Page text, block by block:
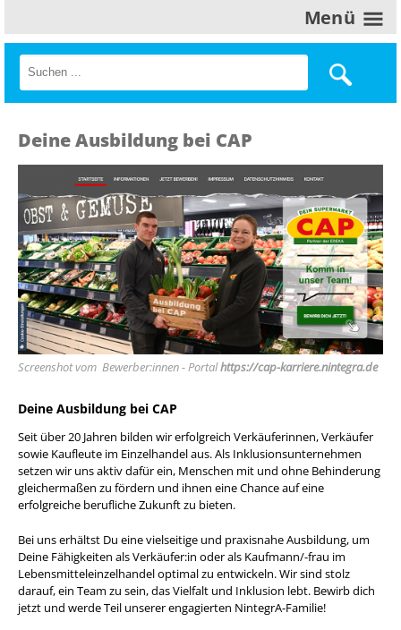
Menü
Deine Ausbildung bei CAP
Screenshot vom Bewerber:innen - Portalhttps://cap-karriere.nintegra.de
Deine Ausbildung bei CAP
Seit über 20 Jahren bilden wir erfolgreich Verkäuferinnen, Verkäufer
sowie Kaufleute im Einzelhandel aus. Als Inklusionsunternehmen
setzen wir uns aktiv dafür ein, Menschen mit und ohne Behinderung
gleichermaßen zu fördern und ihnen eine Chance auf eine
erfolgreiche berufliche Zukunft zu bieten.
Bei uns erhältst Du eine vielseitige und praxisnahe Ausbildung, um
Deine Fähigkeiten als Verkäufer:in oder als Kaufmann/-frau im
Lebensmitteleinzelhandel optimal zu entwickeln. Wir sind stolz
darauf, ein Team zu sein, das Vielfalt und Inklusion lebt. Bewirb dich
jetzt und werde Teil unserer engagierten NintegrA-Familie!